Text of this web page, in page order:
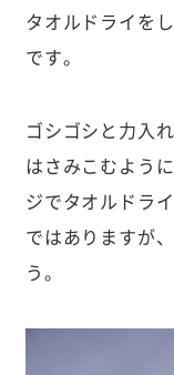
タオルドライを
です。
ゴシゴシと力入
はさみこむよう
ジでタオルドラ
ではありますが
う。